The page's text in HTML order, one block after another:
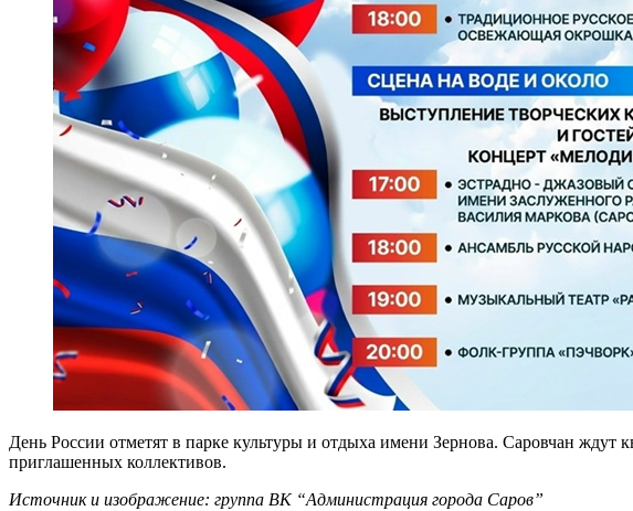
День России отметят в парке культуры и отдыха имени Зернова. Саровчан
приглашенных коллективов.
Источник и изображение: группа ВК “Администрация города Саров”